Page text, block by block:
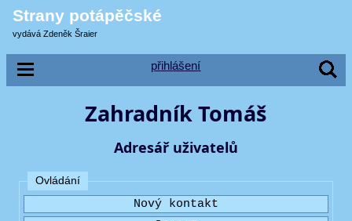
Strany potápěčské
vydává Zdeněk Šraier
přihlášení
Zahradník Tomáš
Adresář uživatelů
Ovládání